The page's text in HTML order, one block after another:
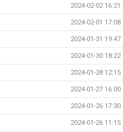
2024-02-02 16:21
2024-02-01 17:08
2024-01-31 19:47
2024-01-30 18:22
2024-01-28 12:15
2024-01-27 16:00
2024-01-26 17:30
2024-01-26 11:15